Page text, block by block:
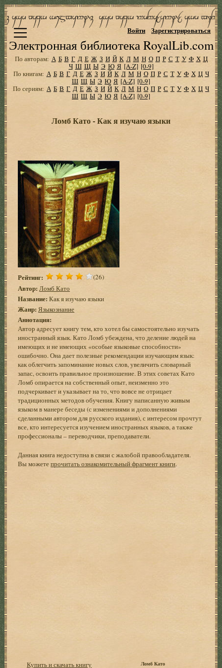
Электронная библиотека RoyalLib.com
Войти Зарегистрироваться
По авторам: А Б В Г Д Е Ж З И Й К Л М Н О П Р С Т У Ф Х Ц
Ч Ш Щ Ы Э Ю Я [A-Z] [0-9]
По книгам: А Б В Г Д Е Ж З И Й К Л М Н О П Р С Т У Ф Х Ц Ч
Ш Щ Ы Э Ю Я [A-Z] [0-9]
По сериям: А Б В Г Д Е Ж З И Й К Л М Н О П Р С Т У Ф Х Ц Ч
Ш Щ Ы Э Ю Я [A-Z] [0-9]
Ломб Като - Как я изучаю языки
Рейтинг: (26)
Автор: Ломб Като
Название: Как я изучаю языки
Жанр: Языкознание
Аннотация:
Автор адресует книгу тем, кто хотел бы самостоятельно изучать
иностранный язык. Като Ломб убеждена, что деление людей на
имеющих и не имеющих «особые языковые способности»
ошибочно. Она дает полезные рекомендации изучающим язык:
как облегчить запоминание новых слов, увеличить словарный
запас, освоить правильное произношение. В этих советах Като
Ломб опирается на собственный опыт, неизменно это
подчеркивает и указывает на то, что вовсе не отрицает
традиционных методов обучения. Книгу написанную живым
языком в манере беседы (с изменениями и дополнениями
сделанными автором для русского издания), с интересом прочтут
все, кто интересуется изучением иностранных языков, а также
профессионалы – переводчики, преподаватели.
Данная книга недоступна в связи с жалобой правообладателя.
Вы можетепрочитать ознакомительный фрагмент книги.
Купить и скачать книгу
Ломб Като